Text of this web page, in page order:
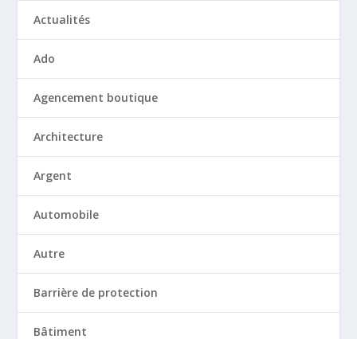
Actualités
Ado
Agencement boutique
Architecture
Argent
Automobile
Autre
Barrière de protection
Bâtiment